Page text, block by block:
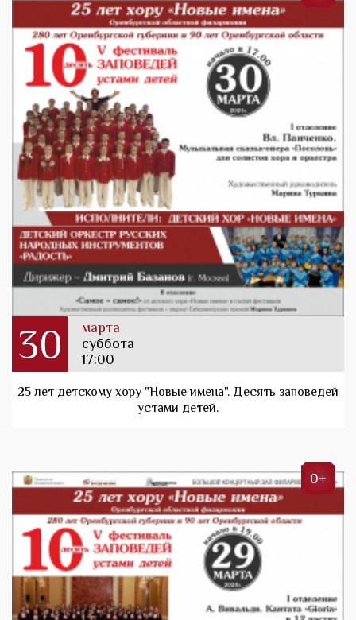
30
марта
суббота
17:00
25 лет детскому хору "Новые имена". Десять заповедей
устами детей.
0+